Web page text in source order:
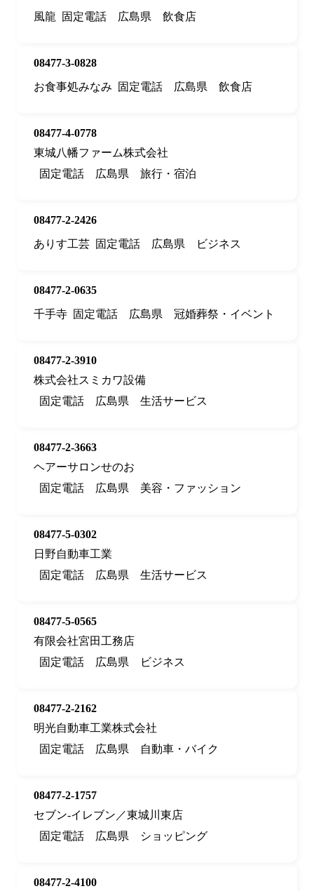
風龍
固定電話 広島県 飲食店
08477-3-0828
お食事処みなみ
固定電話 広島県 飲食店
08477-4-0778
東城八幡ファーム株式会社
固定電話
広島県 旅行・宿泊
08477-2-2426
ありす工芸 固定電話 広島県 ビジネス
08477-2-0635
千手寺 固定電話 広島県 冠婚葬祭・イベント
08477-2-3910
株式会社スミカワ設備
固定電話
広島県 生活サービス
08477-2-3663
ヘアーサロンせのお
固定電話
広島県 美容・ファッション
08477-5-0302
日野自動車工業
固定電話
広島県 生活サービス
08477-5-0565
有限会社宮田工務店
固定電話
広島県 ビジネス
08477-2-2162
明光自動車工業株式会社
固定電話
広島県 自動車・バイク
08477-2-1757
セブン‐イレブン／東城川東店
固定電話
広島県 ショッピング
08477-2-4100